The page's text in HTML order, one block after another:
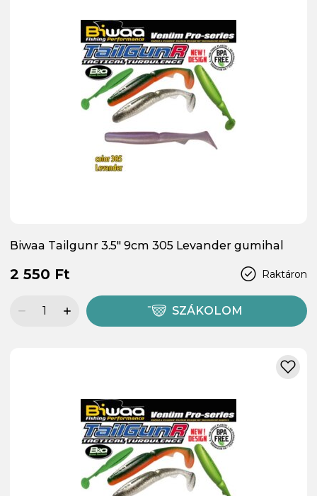
Biwaa Tailgunr 3.5" 9cm 305 Levander gumihal
Raktáron
2 550 Ft
SZÁKOLOM